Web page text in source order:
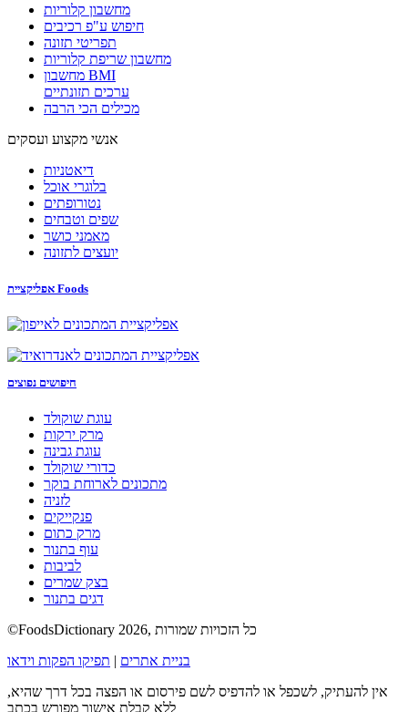
מחשבון קלוריות
חיפוש ע"פ רכיבים
תפריטי תזונה
מחשבון שריפת קלוריות
מחשבון BMI
ערכים תזונתיים
מכילים הכי הרבה
אנשי מקצוע ועסקים
דיאטניות
בלוגרי אוכל
נטורופתים
שפים וטבחים
מאמני כושר
יועצים לתזונה
אפליקציית Foods
חיפושים נפוצים
עוגת שוקולד
מרק ירקות
עוגת גבינה
כדורי שוקולד
מתכונים לארוחת בוקר
לזניה
פנקייקים
מרק כתום
עוף בתנור
לביבות
בצק שמרים
דגים בתנור
©FoodsDictionary 2026, כל הזכויות שמורות
בניית אתרים | תפיקו הפקות וידאו
אין להעתיק, לשכפל או להדפיס לשם פירסום או הפצה בכל דרך שהיא,
ללא קבלת אישור מפורש בכתב